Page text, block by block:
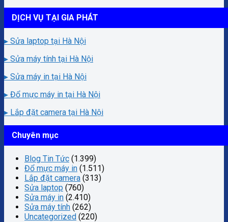
DỊCH VỤ TẠI GIA PHÁT
▸ Sửa laptop tại Hà Nội
▸ Sửa máy tính tại Hà Nội
▸ Sửa máy in tại Hà Nội
▸ Đổ mực máy in tại Hà Nội
▸ Lắp đặt camera tại Hà Nội
Chuyên mục
Blog Tin Tức (1.399)
Đổ mực máy in (1.511)
Lắp đặt camera (313)
Sửa laptop (760)
Sửa máy in (2.410)
Sửa máy tính (262)
Uncategorized (220)